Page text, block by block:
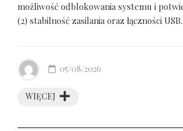
możliwość odblokowania systemu i
(2) stabilność zasilania oraz łączności
WIĘCEJ
05/08/2026